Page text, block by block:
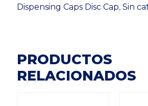
Dispensing Caps Disc Cap,Sin
PRODUCTOS
RELACIONADOS